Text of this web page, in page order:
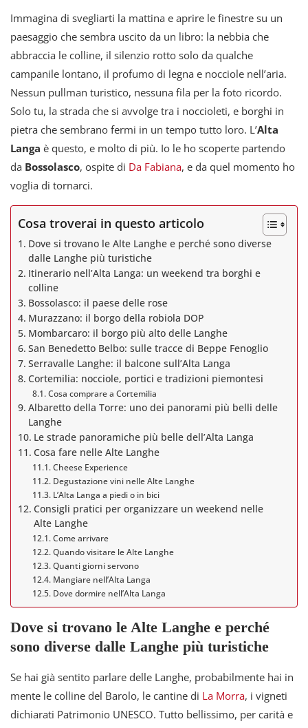
Immagina di svegliarti la mattina e aprire le finestre su un
paesaggio che sembra uscito da un libro: la nebbia che
abbraccia le colline, il silenzio rotto solo da qualche
campanile lontano, il profumo di legna e nocciole nell’aria.
Nessun pullman turistico, nessuna fila per la foto ricordo.
Solo tu, la strada che si avvolge tra i noccioleti, e borghi in
pietra che sembrano fermi in un tempo tutto loro. L’Alta
Langa è questo, e molto di più. Io le ho scoperte partendo
da Bossolasco, ospite di Da Fabiana, e da quel momento ho
voglia di tornarci.
Cosa troverai in questo articolo
Dove si trovano le Alte Langhe e perché sono diverse
dalle Langhe più turistiche
Itinerario nell’Alta Langa: un weekend tra borghi e
colline
Bossolasco: il paese delle rose
Murazzano: il borgo della robiola DOP
Mombarcaro: il borgo più alto delle Langhe
San Benedetto Belbo: sulle tracce di Beppe Fenoglio
Serravalle Langhe: il balcone sull’Alta Langa
Cortemilia: nocciole, portici e tradizioni piemontesi
Cosa comprare a Cortemilia
Albaretto della Torre: uno dei panorami più belli delle
Langhe
Le strade panoramiche più belle dell’Alta Langa
Cosa fare nelle Alte Langhe
Cheese Experience
Degustazione vini nelle Alte Langhe
L’Alta Langa a piedi o in bici
Consigli pratici per organizzare un weekend nelle
Alte Langhe
Come arrivare
Quando visitare le Alte Langhe
Quanti giorni servono
Mangiare nell’Alta Langa
Dove dormire nell’Alta Langa
Dove si trovano le Alte Langhe e perché
sono diverse dalle Langhe più turistiche
Se hai già sentito parlare delle Langhe, probabilmente hai in
mente le colline del Barolo, le cantine di La Morra, i vigneti
dichiarati Patrimonio UNESCO. Tutto bellissimo, per carità e